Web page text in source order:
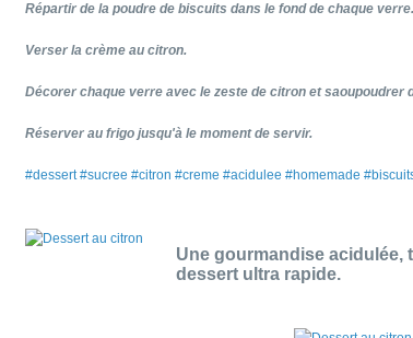
Répartir de la poudre de biscuits dans le fond de chaque verre.
Verser la crème au citron.
Décorer chaque verre avec le zeste de citron et saoupoudrer
Réserver au frigo jusqu'à le moment de servir.
#dessert #sucree #citron #creme #acidulee #homemade
Une gourmandise acidulée,
dessert ultra rapide.